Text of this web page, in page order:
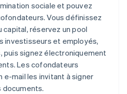
sociale et pouvez
Vous définissez
réservez un pool
investisseurs et employés,
puis signez électroniquement
Les cofondateurs
mail les invitant à signer